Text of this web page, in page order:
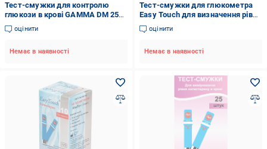
Тест-смужки для контролю
глюкози в крові GAMMA DM 25
(COM01403)
оцінити
Немає в наявності
Тест-смужки для глюкометра
Easy Touch для визначення рівня
глюкози 25 шт. (AN001119)
оцінити
Немає в наявності